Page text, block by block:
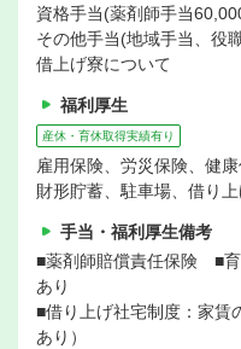
資格手当(薬剤師手当
その他手当(地域手当、役
借上げ寮について
福利厚生
産休・育休取得実績有り
雇用保険、労災保険、健
財形貯蓄、駐車場、借り
手当・福利厚生備考
■薬剤師賠償責任保険 ■
あり
■借り上げ社宅制度：家賃
あり）